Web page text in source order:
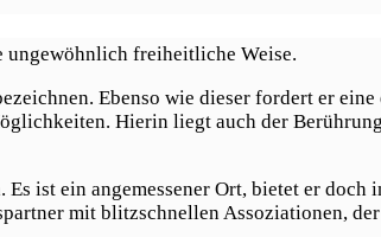
ungewöhnlich freiheitliche Weise.
Ebenso wie dieser fordert er
Hierin liegt auch der
ist ein angemessener Ort, bietet er doch
mit blitzschnellen Assoziationen,